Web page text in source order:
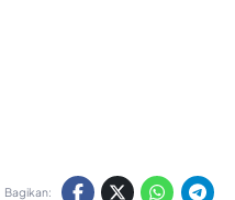
Bagikan: